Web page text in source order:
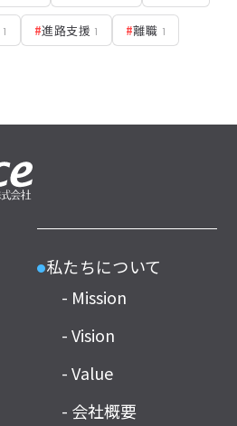
1 #進路支援 1 #離職 1
●私たちについて
- Mission
- Vision
- Value
- 会社概要